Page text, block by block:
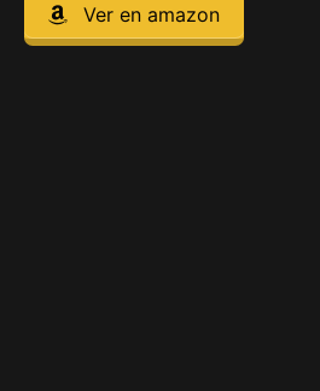
Ver en amazon